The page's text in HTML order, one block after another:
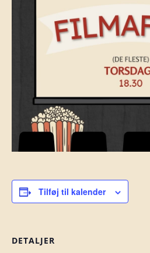
Tilføj til kalender
DETALJER